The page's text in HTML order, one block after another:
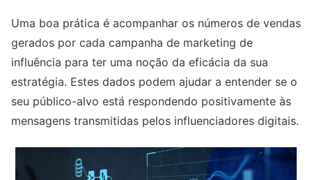
Uma boa prática é acompanhar os números de vendas
gerados por cada campanha de marketing de
influência para ter uma noção da eficácia da sua
estratégia. Estes dados podem ajudar a entender se o
seu público-alvo está respondendo positivamente às
mensagens transmitidas pelos influenciadores digitais.